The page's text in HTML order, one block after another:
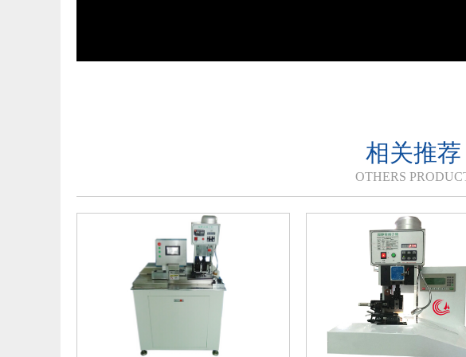
相关推荐
OTHERS